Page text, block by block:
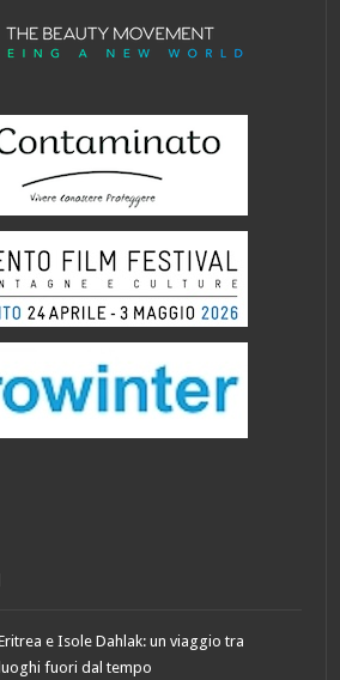
e Isole Dahlak: un viaggio tra
fuori dal tempo